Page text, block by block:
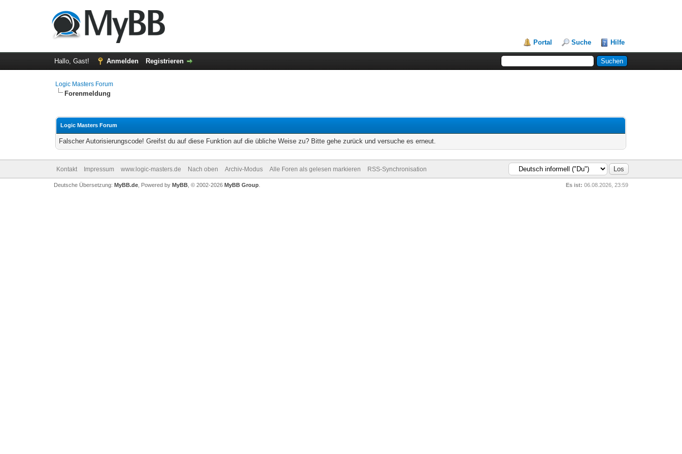
Portal Suche Hilfe
Hallo, Gast! Anmelden Registrieren
Logic Masters Forum
Forenmeldung
Logic Masters Forum
Falscher Autorisierungscode! Greifst du auf diese Funktion auf die übliche Weise zu? Bitte gehe zurück und versuche es erneut.
Kontakt Impressum www.logic-masters.de Nach oben Archiv-Modus Alle Foren als gelesen markieren RSS-Synchronisation
Es ist: 06.08.2026, 23:59
Deutsche Übersetzung: MyBB.de, Powered by MyBB, © 2002-2026 MyBB Group.